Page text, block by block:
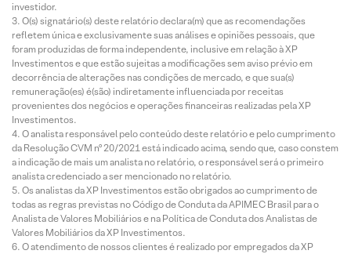
investidor.
O(s) signatário(s) deste relatório declara(m) que as recomendações
refletem única e exclusivamente suas análises e opiniões pessoais, que
foram produzidas de forma independente, inclusive em relação à XP
Investimentos e que estão sujeitas a modificações sem aviso prévio em
decorrência de alterações nas condições de mercado, e que sua(s)
remuneração(es) é(são) indiretamente influenciada por receitas
provenientes dos negócios e operações financeiras realizadas pela XP
Investimentos.
O analista responsável pelo conteúdo deste relatório e pelo cumprimento
da Resolução CVM nº 20/2021 está indicado acima, sendo que, caso constem
a indicação de mais um analista no relatório, o responsável será o primeiro
analista credenciado a ser mencionado no relatório.
Os analistas da XP Investimentos estão obrigados ao cumprimento de
todas as regras previstas no Código de Conduta da APIMEC Brasil para o
Analista de Valores Mobiliários e na Política de Conduta dos Analistas de
Valores Mobiliários da XP Investimentos.
O atendimento de nossos clientes é realizado por empregados da XP